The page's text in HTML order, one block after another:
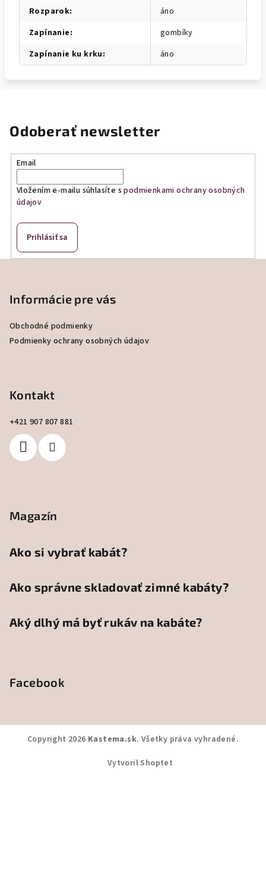
Rozparok:
áno
Zapínanie:
gombíky
Zapínanie ku krku: áno
Odoberať newsletter
Email
Vložením e-mailu súhlasíte spodmienkami ochrany osobných
údajov
Prihlásiť sa
Informácie pre vás
Obchodné podmienky
Podmienky ochrany osobných údajov
Kontakt
+421 907 807 881
Magazín
Ako si vybrať kabát?
Ako správne skladovať zimné kabáty?
Aký dlhý má byť rukáv na kabáte?
Facebook
Copyright 2026 Kastema.sk. Všetky práva vyhradené.
Vytvoril Shoptet